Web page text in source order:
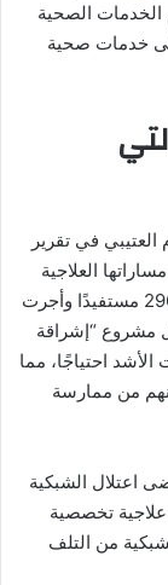
الصحية
خدمات صحية
في تقرير
العلاجية
والوقائية والتوعوية، إذ تمكنت من الوصول إلى 296 مستفيدًا وأجرت
مشروع “إشراقة
الأشد احتياجًا، مما
من ممارسة
اعتلال الشبكية
حقن علاجية تخصصية
من التلف